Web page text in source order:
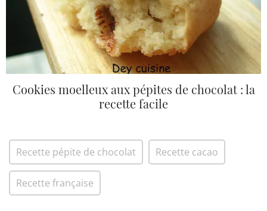
Cookies moelleux aux pépites de chocolat : la
recette facile
Recette pépite de chocolat Recette cacao
Recette française